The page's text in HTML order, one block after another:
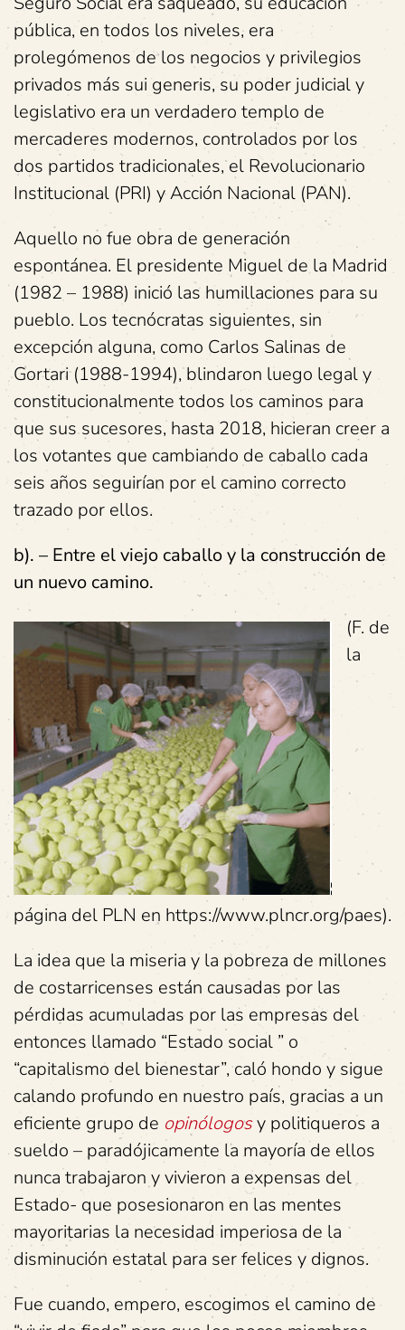
pública, en todos los niveles, era
prolegómenos de los negocios y privilegios
privados más sui generis, su poder judicial y
legislativo era un verdadero templo de
mercaderes modernos, controlados por los
dos partidos tradicionales, el Revolucionario
Institucional (PRI) y Acción Nacional (PAN).
Aquello no fue obra de generación
espontánea. El presidente Miguel de la Madrid
(1982 – 1988) inició las humillaciones para su
pueblo. Los tecnócratas siguientes, sin
excepción alguna, como Carlos Salinas de
Gortari (1988-1994), blindaron luego legal y
constitucionalmente todos los caminos para
que sus sucesores, hasta 2018, hicieran creer a
los votantes que cambiando de caballo cada
seis años seguirían por el camino correcto
trazado por ellos.
b). – Entre el viejo caballo y la construcción de
un nuevo camino.
(F. de
la
página del PLN en https://www.plncr.org/paes).
La idea que la miseria y la pobreza de millones
de costarricenses están causadas por las
pérdidas acumuladas por las empresas del
entonces llamado “Estado social ” o
“capitalismo del bienestar”, caló hondo y sigue
calando profundo en nuestro país, gracias a un
eficiente grupo de opinólogosy politiqueros a
sueldo – paradójicamente la mayoría de ellos
nunca trabajaron y vivieron a expensas del
Estado- que posesionaron en las mentes
mayoritarias la necesidad imperiosa de la
disminución estatal para ser felices y dignos.
Fue cuando, empero, escogimos el camino de